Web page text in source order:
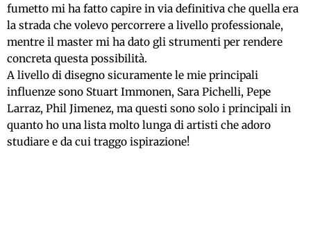
fumetto mi ha fatto capire in via definitiva che quella era
la strada che volevo percorrere a livello professionale,
mentre il master mi ha dato gli strumenti per rendere
concreta questa possibilità.
A livello di disegno sicuramente le mie principali
influenze sono Stuart Immonen, Sara Pichelli, Pepe
Larraz, Phil Jimenez, ma questi sono solo i principali in
quanto ho una lista molto lunga di artisti che adoro
studiare e da cui traggo ispirazione!